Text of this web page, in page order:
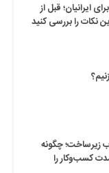
ایرانیان؛ قبل از
نکات را بررسی کنید
زیرساخت؛ چگونه
کسب‌وکار را